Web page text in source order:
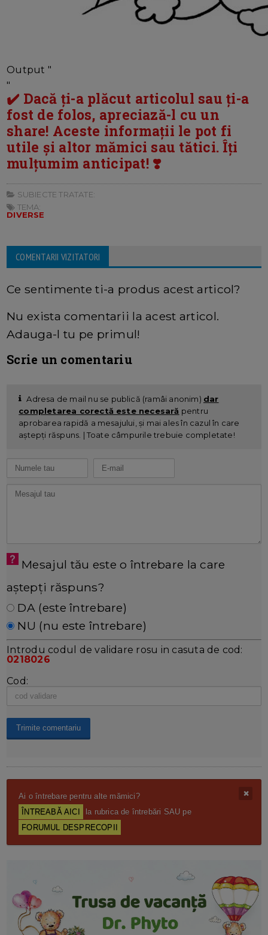
Output "
"
✔️ Dacă ți-a plăcut articolul sau ți-a
fost de folos, apreciază-l cu un
share! Aceste informații le pot fi
utile și altor mămici sau tătici. Îți
mulțumim anticipat! ❣️
SUBIECTE TRATATE:
TEMA:
DIVERSE
COMENTARII VIZITATORI
Ce sentimente ti-a produs acest articol?
Nu exista comentarii la acest articol.
Adauga-l tu pe primul!
Scrie un comentariu
Adresa de mail nu se publică (ramâi anonim) dar
completarea corectă este necesară pentru
aprobarea rapidă a mesajului, și mai ales în cazul în care
aștepți răspuns. | Toate câmpurile trebuie completate!
Mesajul tău este o întrebare la care
aștepți răspuns?
DA (este întrebare)
NU (nu este întrebare)
Introdu codul de validare rosu in casuta de cod:
0218026
Cod:
Ai o întrebare pentru alte mămici?
ÎNTREABĂ AICI
la rubrica de întrebări SAU pe
FORUMUL DESPRECOPII